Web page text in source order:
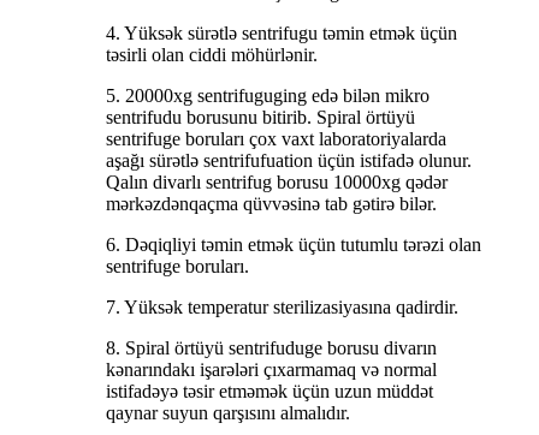
4. Yüksək sürətlə sentrifugu təmin etmək üçün
təsirli olan ciddi möhürlənir.
5. 20000xg sentrifuguging edə bilən mikro
sentrifudu borusunu bitirib. Spiral örtüyü
sentrifuge boruları çox vaxt laboratoriyalarda
aşağı sürətlə sentrifufuation üçün istifadə olunur.
Qalın divarlı sentrifug borusu 10000xg qədər
mərkəzdənqaçma qüvvəsinə tab gətirə bilər.
6. Dəqiqliyi təmin etmək üçün tutumlu tərəzi olan
sentrifuge boruları.
7. Yüksək temperatur sterilizasiyasına qadirdir.
8. Spiral örtüyü sentrifuduge borusu divarın
kənarındakı işarələri çıxarmamaq və normal
istifadəyə təsir etməmək üçün uzun müddət
qaynar suyun qarşısını almalıdır.